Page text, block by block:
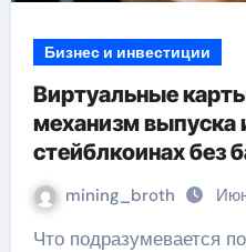
Бизнес и инвестиции
Виртуальные
механизм выпуска
стейблкоинах без
верификации
mining_broth
Что подразумевается под «виртуальная карта за